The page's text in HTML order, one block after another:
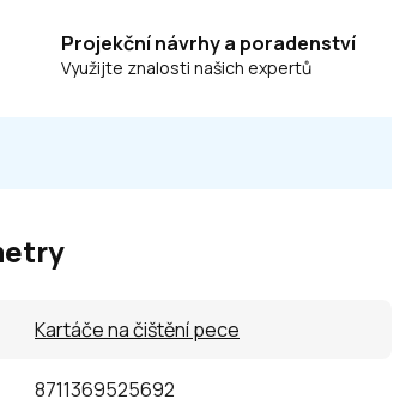
Projekční návrhy a poradenství
Využijte znalosti našich expertů
Kartáče na čištění pece
8711369525692